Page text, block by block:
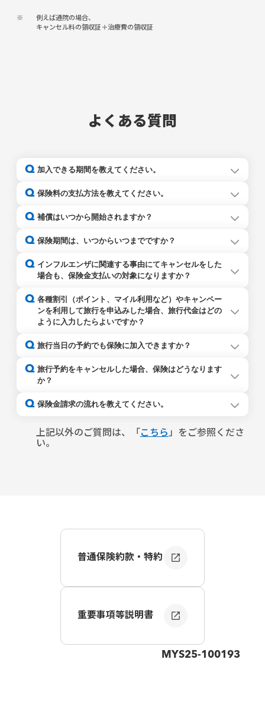
※
例えば通院の場合、
キャンセル料の領収証＋治療費の領収証
よくある質問
Q 加入できる期間を教えてください。
す。加入条件は今後変更となる可能性がありますのでご注
Q 保険料の支払方法を教えてください。
となります。ご利用可能なクレジットカードは以下のとお
VISA、マスター、JCB、アメリカン・エクスプレス、
ダイナース、DISCOVER
（注）契約者本人名義のクレジットカード（家族カードを
含みます）に限ります。
Q 補償はいつから開始されますか？
Q 保険期間は、いつからいつまでですか？
保険契約が成立した時点から開始します。保険期間の終了
日（満期日）は旅行終了日（※）の午後12時となります。
復路のフライト出発日となります。（片道のみの場合の旅
行終了日は、往路のフライト出発日となります。）
Q インフルエンザに関連する事由にてキャンセルをした
場合も、保険金支払いの対象になりますか？
ャンセルされた場合に保険金をお支払いいたします。
・旅行開始日を含め遡って4日以内に通院した
・旅行開始日を含め遡って7日以内に入院する
まった
ザの診断を受けた
普通保険約款・特約をご確認ください。
Q 各種割引（ポイント、マイル利用など）やキャンペー
ンを利用して旅行を申込みした場合、旅行代金はどの
ように入力したらよいですか？
ンセル料が割引適用後の旅行代金に適用される場合は、割
Q 旅行当日の予約でも保険に加入できますか？
いただけません。
（※）旅行タイプが「国内航空券」の場合、旅行開始日は
Q 旅行予約をキャンセルした場合、保険はどうなります
か？
すので、解約手続きをお願いします。
解約手続きを行った時点で、以下いずれにも当てはまる場
合、保険料は全額返還いたします。
Q 保険金請求の流れを教えてください。
事故の報告、保険金のご請求に必要な書類を手元にご用意
してください。
の「事故等の報告」からお手続きください。
ご報告内容に基づき、当社で保険金お支払いの審査を行い
からご連絡します。
必要書類を全てご提出いただき、審査が完了後に保険金を
お支払いたします。保険金は審査完了後、原則3営業日以内
上記以外のご質問は、「 こちら」をご参照くださ
い。
普通保険約款・特約
重要事項等説明書
MYS25-100193